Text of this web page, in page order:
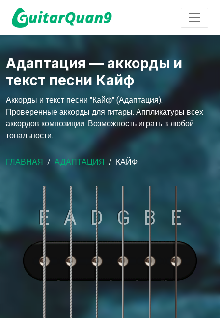
Адаптация — аккорды и
текст песни Кайф
Аккорды и текст песни "Кайф" (Адаптация).
Проверенные аккорды для гитары. Аппликатуры всех
аккордов композиции. Возможность играть в любой
тональности.
ГЛАВНАЯ АДАПТАЦИЯ КАЙФ
E A D G B E